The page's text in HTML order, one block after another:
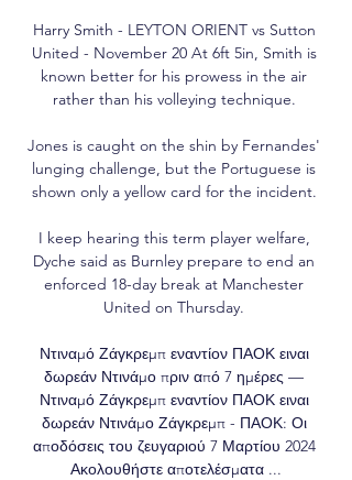
Harry Smith - LEYTON ORIENT vs Sutton
United - November 20 At 6ft 5in, Smith is
known better for his prowess in the air
rather than his volleying technique.
Jones is caught on the shin by Fernandes'
lunging challenge, but the Portuguese is
shown only a yellow card for the incident.
I keep hearing this term player welfare,
Dyche said as Burnley prepare to end an
enforced 18-day break at Manchester
United on Thursday.
Ντιναμό Ζάγκρεμπ εναντίον ΠΑΟΚ ειναι
δωρεάν Ντινάμο πριν από 7 ημέρες —
Ντιναμό Ζάγκρεμπ εναντίον ΠΑΟΚ ειναι
δωρεάν Ντινάμο Ζάγκρεμπ - ΠΑΟΚ: Οι
αποδόσεις του ζευγαριού 7 Μαρτίου 2024
Ακολουθήστε αποτελέσματα ...